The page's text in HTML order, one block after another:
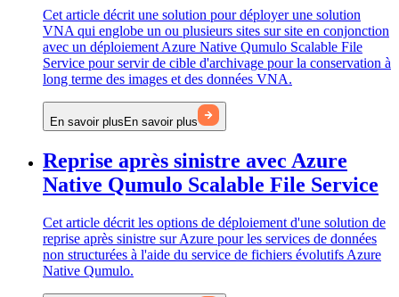
Cet article décrit une solution pour déployer une solution
VNA qui englobe un ou plusieurs sites sur site en conjonction
avec un déploiement Azure Native Qumulo Scalable File
Service pour servir de cible d'archivage pour la conservation à
long terme des images et des données VNA.
En savoir plus En savoir plus
Reprise après sinistre avec Azure
Native Qumulo Scalable File Service
Cet article décrit les options de déploiement d'une solution de
reprise après sinistre sur Azure pour les services de données
non structurées à l'aide du service de fichiers évolutifs Azure
Native Qumulo.